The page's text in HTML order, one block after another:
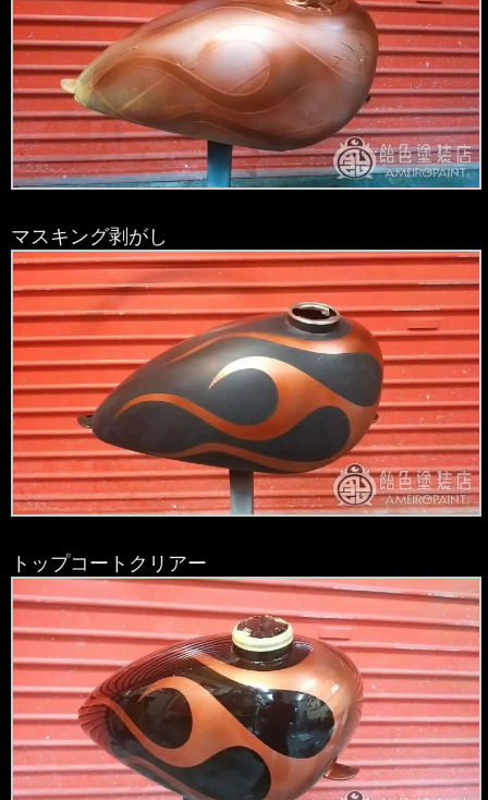
マスキング剥がし
トップコートクリアー